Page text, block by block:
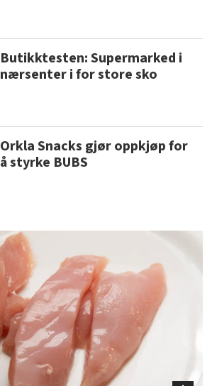
Butikktesten: Supermarked i
nærsenter i for store sko
Orkla Snacks gjør oppkjøp for
å styrke BUBS